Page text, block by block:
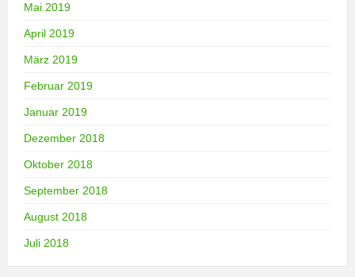
Mai 2019
April 2019
März 2019
Februar 2019
Januar 2019
Dezember 2018
Oktober 2018
September 2018
August 2018
Juli 2018